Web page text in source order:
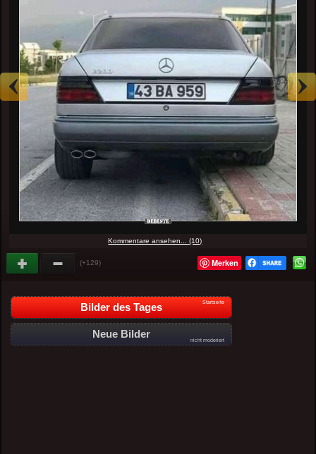
Kommentare ansehen... (10)
(+129) Merken
Bilder des Tages Startseite
Neue Bilder
nicht moderiert